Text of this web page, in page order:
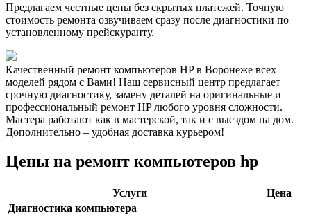
Предлагаем честные цены без скрытых платежей. Точную
стоимость ремонта озвучиваем сразу после диагностики по
установленному прейскуранту.
Качественный ремонт компьютеров HP в Воронеже всех
моделей рядом с Вами! Наш сервисный центр предлагает
срочную диагностику, замену деталей на оригинальные и
профессиональный ремонт HP любого уровня сложности.
Мастера работают как в мастерской, так и с выездом на дом.
Дополнительно – удобная доставка курьером!
Цены на ремонт компьютеров hp
Услуги
Цена
Диагностика компьютера